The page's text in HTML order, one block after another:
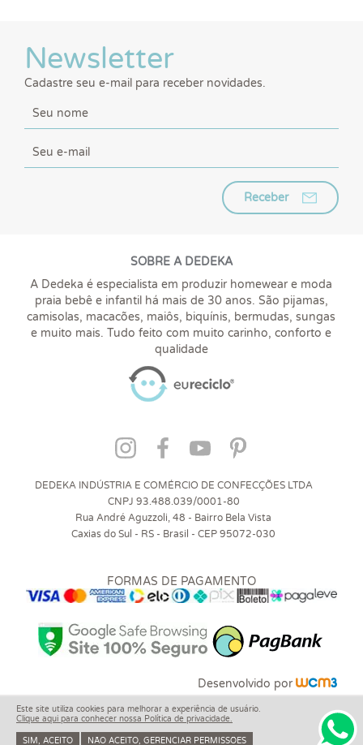
Newsletter
Cadastre seu e-mail para receber novidades.
Receber
SOBRE A DEDEKA
A Dedeka é especialista em produzir homewear e moda
praia bebê e infantil há mais de 30 anos. São pijamas,
camisolas, macacões, maiôs, biquínis, bermudas, sungas
e muito mais. Tudo feito com muito carinho, conforto e
qualidade
DEDEKA INDÚSTRIA E COMÉRCIO DE CONFECÇÕES LTDA
CNPJ 93.488.039/0001-80
Rua André Aguzzoli, 48 - Bairro Bela Vista
Caxias do Sul - RS - Brasil - CEP 95072-030
FORMAS DE PAGAMENTO
Desenvolvido por
Este site utiliza cookies para melhorar a experiência de usuário.
Clique aqui para conhecer nossa Política de privacidade.
SIM, ACEITO NÃO ACEITO, GERENCIAR PERMISSÕES